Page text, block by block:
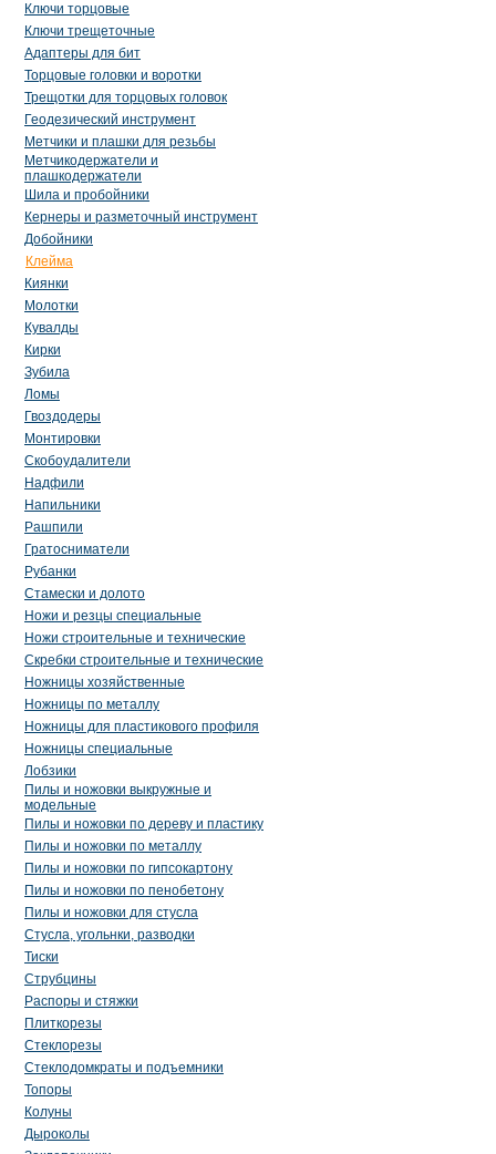
Ключи торцовые
Ключи трещеточные
Адаптеры для бит
Торцовые головки и воротки
Трещотки для торцовых головок
Геодезический инструмент
Метчики и плашки для резьбы
Метчикодержатели и
плашкодержатели
Шила и пробойники
Кернеры и разметочный инструмент
Добойники
Клейма
Киянки
Молотки
Кувалды
Кирки
Зубила
Ломы
Гвоздодеры
Монтировки
Скобоудалители
Надфили
Напильники
Рашпили
Гратосниматели
Рубанки
Стамески и долото
Ножи и резцы специальные
Ножи строительные и технические
Скребки строительные и технические
Ножницы хозяйственные
Ножницы по металлу
Ножницы для пластикового профиля
Ножницы специальные
Лобзики
Пилы и ножовки выкружные и
модельные
Пилы и ножовки по дереву и пластику
Пилы и ножовки по металлу
Пилы и ножовки по гипсокартону
Пилы и ножовки по пенобетону
Пилы и ножовки для стусла
Стусла, угольнки, разводки
Тиски
Струбцины
Распоры и стяжки
Плиткорезы
Стеклорезы
Стеклодомкраты и подъемники
Топоры
Колуны
Дыроколы